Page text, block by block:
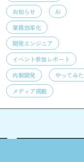
お知らせ
AI
業務効率化
開発エンジニア
イベント参加レポート
内製開発
やってみた
メディア掲載